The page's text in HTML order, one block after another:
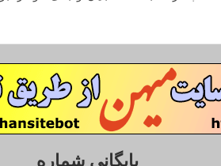
بایگانی شماره